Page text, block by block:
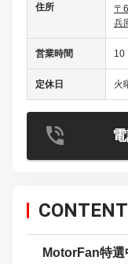
住所
〒
兵
営業時間 10
定休日 火
MotorFan特選